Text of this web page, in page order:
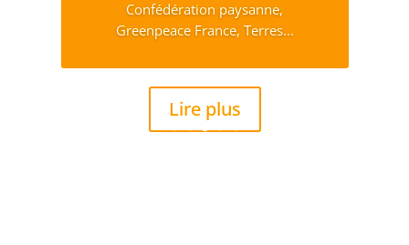
Confédération paysanne,
Greenpeace France, Terres...
Lire plus